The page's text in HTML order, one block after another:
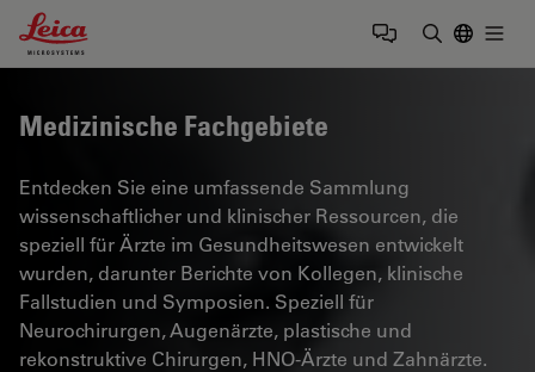
Leica Microsystems Logo
Medizinische Fachgebiete
Entdecken Sie eine umfassende Sammlung
wissenschaftlicher und klinischer Ressourcen, die
speziell für Ärzte im Gesundheitswesen entwickelt
wurden, darunter Berichte von Kollegen, klinische
Fallstudien und Symposien. Speziell für
Neurochirurgen, Augenärzte, plastische und
rekonstruktive Chirurgen, HNO-Ärzte und Zahnärzte.